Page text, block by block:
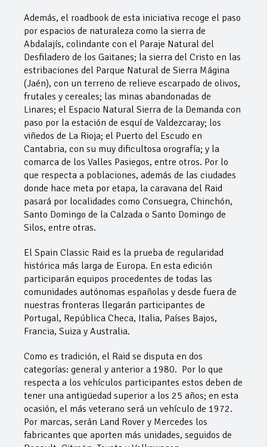
Además, el roadbook de esta iniciativa recoge el paso
por espacios de naturaleza como la sierra de
Abdalajís, colindante con el Paraje Natural del
Desfiladero de los Gaitanes; la sierra del Cristo en las
estribaciones del Parque Natural de Sierra Mágina
(Jaén), con un terreno de relieve escarpado de olivos,
frutales y cereales; las minas abandonadas de
Linares; el Espacio Natural Sierra de la Demanda con
paso por la estación de esquí de Valdezcaray; los
viñedos de La Rioja; el Puerto del Escudo en
Cantabria, con su muy dificultosa orografía; y la
comarca de los Valles Pasiegos, entre otros. Por lo
que respecta a poblaciones, además de las ciudades
donde hace meta por etapa, la caravana del Raid
pasará por localidades como Consuegra, Chinchón,
Santo Domingo de la Calzada o Santo Domingo de
Silos, entre otras.
El Spain Classic Raid es la prueba de regularidad
histórica más larga de Europa. En esta edición
participarán equipos procedentes de todas las
comunidades autónomas españolas y desde fuera de
nuestras fronteras llegarán participantes de
Portugal, República Checa, Italia, Países Bajos,
Francia, Suiza y Australia.
Como es tradición, el Raid se disputa en dos
categorías: general y anterior a 1980. Por lo que
respecta a los vehículos participantes estos deben de
tener una antigüedad superior a los 25 años; en esta
ocasión, el más veterano será un vehículo de 1972.
Por marcas, serán Land Rover y Mercedes los
fabricantes que aporten más unidades, seguidos de